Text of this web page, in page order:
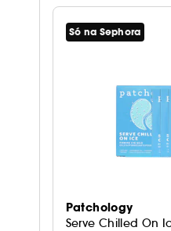
Só na Sephora
Patchology
Serve Chilled On